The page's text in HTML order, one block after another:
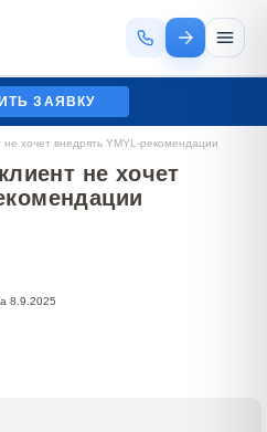
ЗАЯВКУ
хочет внедрять YMYL-рекомендации
не хочет
8.9.2025